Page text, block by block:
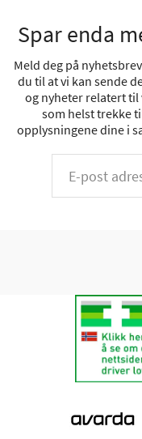
Spar enda
Meld deg på
du til at vi kan sende
og nyheter relatert til
som helst trekke
opplysningene dine i